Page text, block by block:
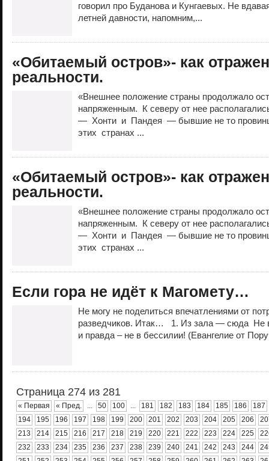
говорил про Буданова и Кунгаевых. Не
летней давности, напомним,...
«Обитаемый остров»- как
реальности.
«Внешнее положение страны продолжало
напряженным. К северу от нее
— Хонти и Пандея — бывшие не то
этих странах ...
«Обитаемый остров»- как
реальности.
«Внешнее положение страны продолжало
напряженным. К северу от нее
— Хонти и Пандея — бывшие не то
этих странах ...
Если гора не идёт к Магомету…
Не могу не поделиться впечатлениями от
разведчиков. Итак… 1. Из зала — сюда Не в
и правда – не в бессилии! (Евангелие от
Страница 274 из 281
« Первая « Пред. ... 50 100 ... 181 182 183 184 185 186
187
194
195 196 197 198 199 200 201 202 203 204 205 206
213
214 215 216 217 218 219 220 221 222 223 224 225
232
233 234 235 236 237 238 239 240 241 242 243 244